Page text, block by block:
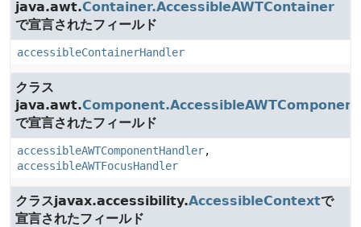
java.awt.Container.AccessibleAWTContainer
で宣言されたフィールド
accessibleContainerHandler
クラス
java.awt.Component.AccessibleAWTComponent
で宣言されたフィールド
accessibleAWTComponentHandler,
accessibleAWTFocusHandler
クラスjavax.accessibility.AccessibleContextで
宣言されたフィールド